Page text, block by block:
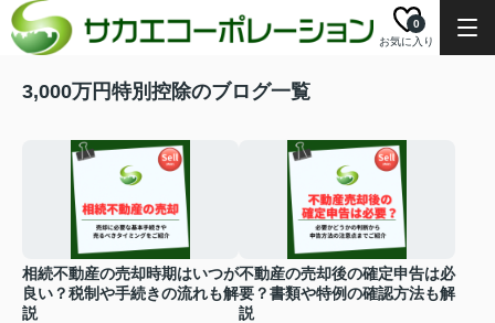
お気に入り
0
3,000万円特別控除のブログ一覧
相続不動産の売却時期はいつが
良い？税制や手続きの流れも解
説
不動産の売却後の確定申告は必
要？書類や特例の確認方法も解
説